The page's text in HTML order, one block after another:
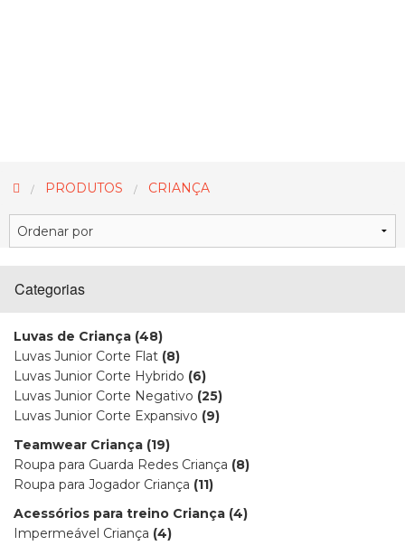
PRODUTOS CRIANÇA
Categorias
Luvas de Criança (48)
Luvas Junior Corte Flat (8)
Luvas Junior Corte Hybrido (6)
Luvas Junior Corte Negativo (25)
Luvas Junior Corte Expansivo (9)
Teamwear Criança (19)
Roupa para Guarda Redes Criança (8)
Roupa para Jogador Criança (11)
Acessórios para treino Criança (4)
Impermeável Criança (4)